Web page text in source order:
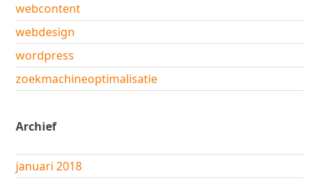
webcontent
webdesign
wordpress
zoekmachineoptimalisatie
Archief
januari 2018